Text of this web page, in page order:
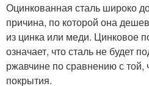
Оцинкованная сталь широко
причина, по которой она
из цинка или меди. Цинковое
означает, что сталь не будет
ржавчине по сравнению с той,
покрытия.